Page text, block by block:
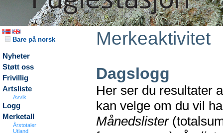
Bare på norsk
Nyheter
Støtt oss
Frivillig
Artsliste
Avvik
Logg
Merketall
Årstotaler
Utland
Merkeaktivitet
Dagslogg
Her ser du resultater
kan velge om du vil
Månedslister